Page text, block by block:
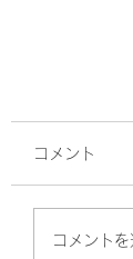
EP-98
コメント
コメントを